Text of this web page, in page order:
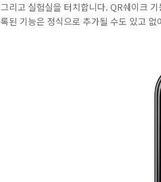
그리고 실험실을 터치합니다. QR쉐이크
록된 기능은 정식으로 추가될 수도 있고